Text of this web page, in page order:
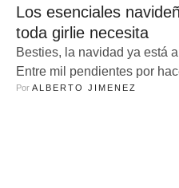
Los esenciales
toda girlie necesita
Besties, la navidad ya está
Entre mil pendientes por
pensar en nuestra wishlist
Por ALBERTO JIMENEZ